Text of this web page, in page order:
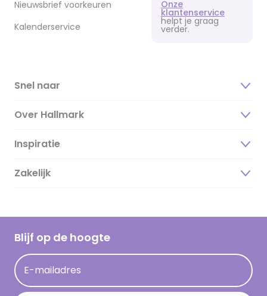
Nieuwsbrief voorkeuren
Kalenderservice
Onze
klantenservice
helpt je graag
verder.
Snel naar
Over Hallmark
Over ons
Duurzaamheid
Hallmark Kaartclub
Acties
Persberichten
Inspiratie
Magazine
Cadeau inspiratie
Kaartinspiratie
Zakelijk
Blijf op de hoogte
E-mailadres